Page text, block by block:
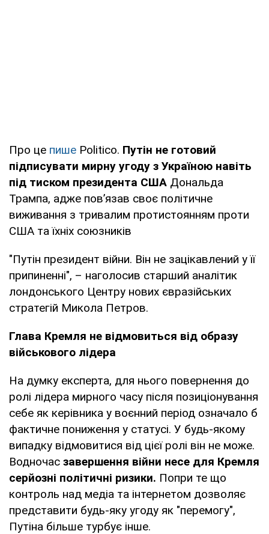
Про це пише Politico. Путін не готовий
підписувати мирну угоду з Україною навіть
під тиском президента США Дональда
Трампа, адже пов’язав своє політичне
виживання з тривалим протистоянням проти
США та їхніх союзників
"Путін президент війни. Він не зацікавлений у її
припиненні", – наголосив старший аналітик
лондонського Центру нових євразійських
стратегій Микола Петров.
Глава Кремля не відмовиться від образу
військового лідера
На думку експерта, для нього повернення до
ролі лідера мирного часу після позиціонування
себе як керівника у воєнний період означало б
фактичне пониження у статусі. У будь-якому
випадку відмовитися від цієї ролі він не може.
Водночас завершення війни несе для Кремля
серйозні політичні ризики. Попри те що
контроль над медіа та інтернетом дозволяє
представити будь-яку угоду як "перемогу",
Путіна більше турбує інше.